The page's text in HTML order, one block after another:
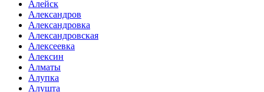
Алейск
Александров
Александровка
Александровская
Алексеевка
Алексин
Алматы
Алупка
Алушта